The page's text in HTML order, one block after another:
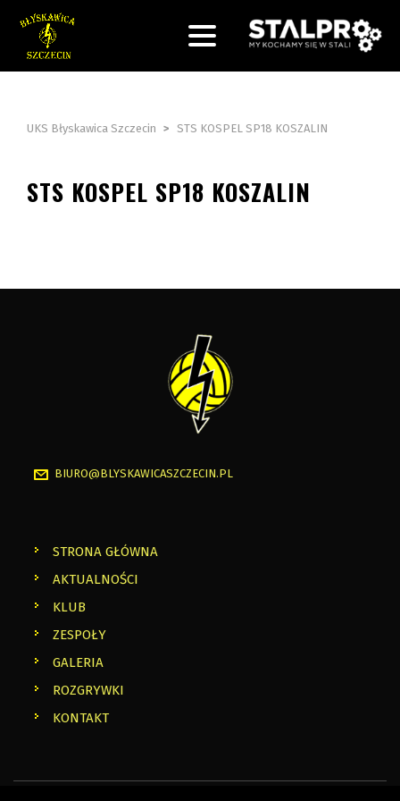
UKS Błyskawica Szczecin > STS KOSPEL SP18 KOSZALIN
STS KOSPEL SP18 KOSZALIN
BIURO@BLYSKAWICASZCZECIN.PL
STRONA GŁÓWNA
AKTUALNOŚCI
KLUB
ZESPOŁY
GALERIA
ROZGRYWKI
KONTAKT